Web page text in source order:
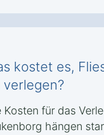
kostet es,
verlegen?
Kosten für das
hängen